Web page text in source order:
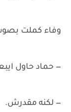
وفاء كملت
— حماد حاول
— لكنه مقدرش.